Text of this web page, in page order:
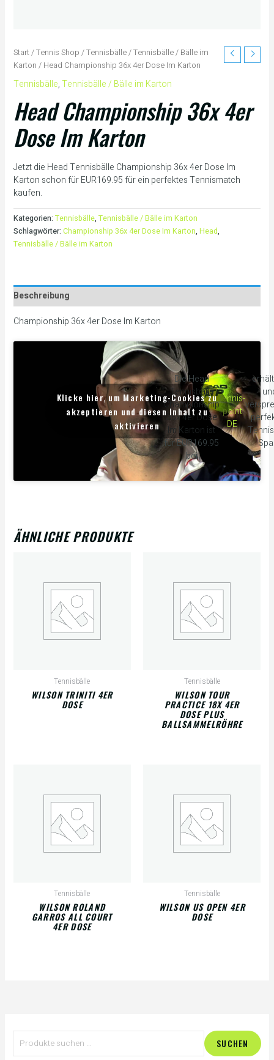
Start/Tennis Shop /Tennisbälle/Tennisbälle / Bälle im
Karton / Head Championship 36x 4er Dose Im Karton
Tennisbälle,Tennisbälle / Bälle im Karton
Head Championship 36x 4er
Dose Im Karton
Jetzt die Head Tennisbälle Championship 36x 4er Dose Im
Karton schon für EUR169.95 für ein perfektes Tennismatch
kaufen.
Kategorien: Tennisbälle, Tennisbälle / Bälle im Karton
Schlagwörter: Championship 36x 4er Dose Im Karton, Head,
Tennisbälle / Bälle im Karton
Beschreibung
Championship 36x 4er Dose Im Karton
Die Head
Tennisbälle
Championship
36x 4er Dose
Im Karton ist
für EUR169.95
bei
tennis-
point
DE
Klicke hier, um Marketing-Cookies zu
akzeptieren und diesen Inhalt zu
aktivieren
ÄHNLICHE PRODUKTE
Tennisbälle
WILSON TRINITI 4ER
DOSE
Tennisbälle
WILSON TOUR
PRACTICE 18X 4ER
DOSE PLUS
BALLSAMMELRÖHRE
Tennisbälle
WILSON ROLAND
GARROS ALL COURT
4ER DOSE
Tennisbälle
WILSON US OPEN 4ER
DOSE
SUCHEN